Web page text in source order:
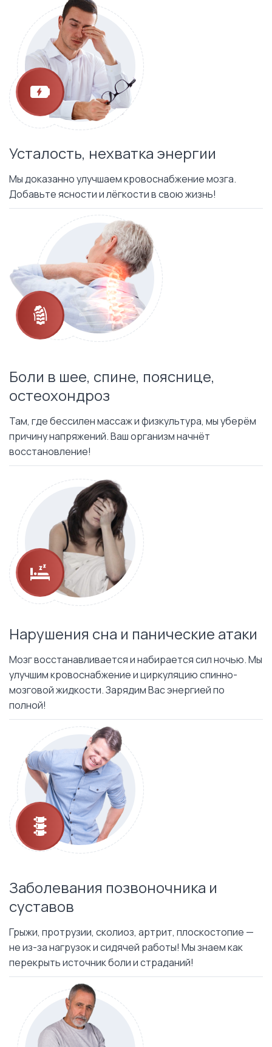
Усталость, нехватка энергии
Мы доказанно улучшаем кровоснабжение мозга.
Добавьте ясности и лёгкости в свою жизнь!
Боли в шее, спине, пояснице,
остеохондроз
Там, где бессилен массаж и физкультура, мы уберём
причину напряжений. Ваш организм начнёт
восстановление!
Нарушения сна и панические атаки
Мозг восстанавливается и набирается сил ночью. Мы
улучшим кровоснабжение и циркуляцию спинно-
мозговой жидкости. Зарядим Вас энергией по
полной!
Заболевания позвоночника и
суставов
Грыжи, протрузии, сколиоз, артрит, плоскостопие —
не из-за нагрузок и сидячей работы! Мы знаем как
перекрыть источник боли и страданий!